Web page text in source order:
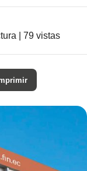
| 79 vistas